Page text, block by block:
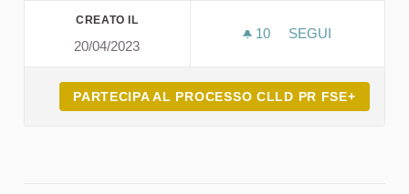
CREATO IL
20/04/2023
10 10 SOSTENITORI
SEGUI
PARTECIPA AL PROCESSO CLLD PR FSE+
PARTECIPA AL PROCESSO CLLD PR FSE+